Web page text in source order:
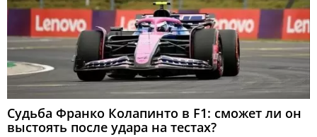
Судьба Франко Колапинто в F1: сможет ли он
выстоять после удара на тестах?